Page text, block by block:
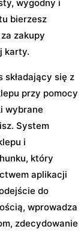
wygodny i
bierzesz
zakupy
karty.
składający się z
przy pomocy
wybrane
System
i
który
aplikacji
do
wprowadza
zdecydowanie